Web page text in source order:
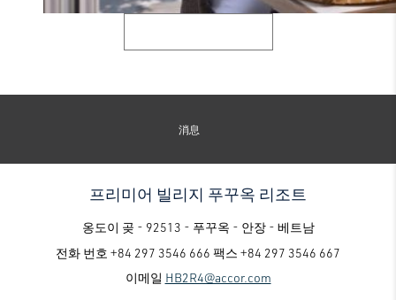
消息
프리미어 빌리지 푸꾸옥 리조트
옹도이 곶 - 92513 - 푸꾸옥 - 안장 - 베트남
전화 번호 +84 297 3546 666 팩스 +84 297 3546 667
이메일 HB2R4@accor.com